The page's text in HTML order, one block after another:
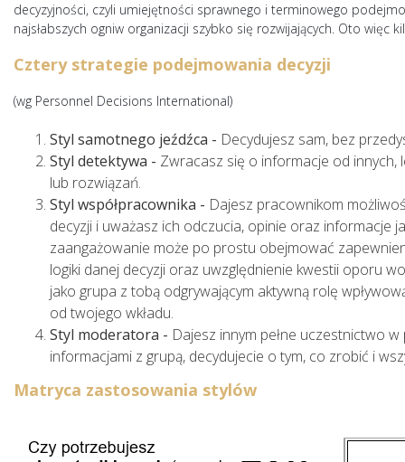
decyzyjności, czyli umiejętności sprawnego i terminowego
najsłabszych ogniw organizacji szybko się rozwijających. Oto więc
Cztery strategie podejmowania decyzji
(wg Personnel Decisions International)
Styl samotnego jeźdźca - Decydujesz sam, bez
Styl detektywa - Zwracasz się o informacje od innych,
lub rozwiązań.
Styl współpracownika - Dajesz pracownikom
decyzji i uważasz ich odczucia, opinie oraz informacje
zaangażowanie może po prostu obejmować
logiki danej decyzji oraz uwzględnienie kwestii oporu
jako grupa z tobą odgrywającym aktywną rolę
od twojego wkładu.
Styl moderatora - Dajesz innym pełne uczestnictwo
informacjami z grupą, decydujecie o tym, co zrobić i
Matryca zastosowania stylów